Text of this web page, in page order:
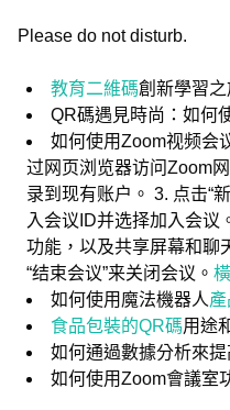
Please do not disturb.
教育二維碼創新學習之
QR碼遇見時尚：如何
如何使用Zoom视频会
过网页浏览器访问Zoom
录到现有账户。 3. 点击“
入会议ID并选择加入会议
功能，以及共享屏幕和聊
“结束会议”来关闭会议。
如何使用魔法機器人
食品包裝的QR碼用途
如何通過數據分析來
如何使用Zoom會議室